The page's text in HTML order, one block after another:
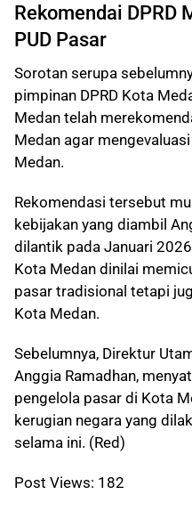
Rekomendai DPRD
PUD Pasar
Sorotan serupa
pimpinan DPRD Kota
Medan telah
Medan agar
Medan.
Rekomendasi tersebut
kebijakan yang diambil
dilantik pada Januari
Kota Medan dinilai
pasar tradisional tetapi
Kota Medan.
Sebelumnya, Direktur
Anggia Ramadhan,
pengelola pasar di Kota
kerugian negara yang
selama ini. (Red)
Post Views: 182